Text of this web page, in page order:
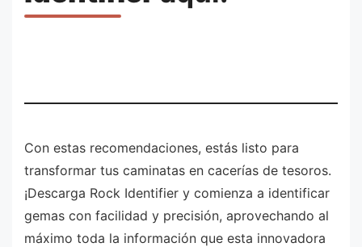
Con estas recomendaciones, estás listo para
transformar tus caminatas en cacerías de tesoros.
¡Descarga Rock Identifier y comienza a identificar
gemas con facilidad y precisión, aprovechando al
máximo toda la información que esta innovadora